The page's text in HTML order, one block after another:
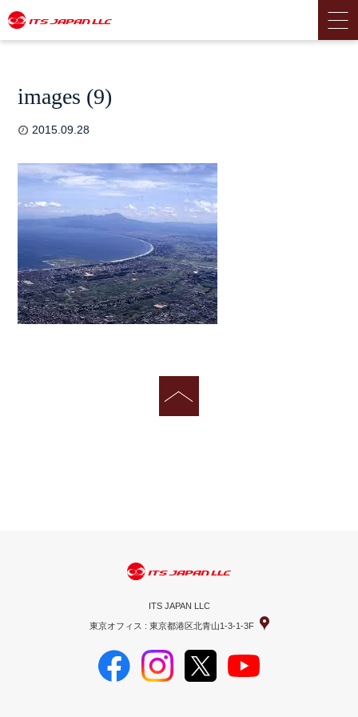
images (9)
2015.09.28
ITS JAPAN LLC
東京オフィス : 東京都港区北青山1-3-1-3F